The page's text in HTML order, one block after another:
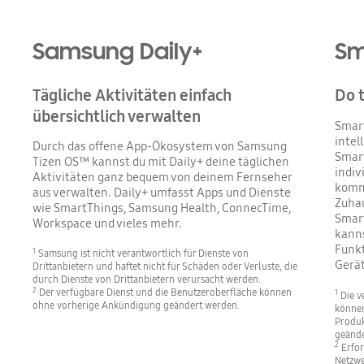
Samsung Daily+
Tägliche Aktivitäten einfach
übersichtlich verwalten
Durch das offene App-Ökosystem von Samsung
Tizen OS™ kannst du mit Daily+ deine täglichen
Aktivitäten ganz bequem von deinem Fernseher
aus verwalten. Daily+ umfasst Apps und Dienste
wie SmartThings, Samsung Health, ConnecTime,
Workspace und vieles mehr.
1 Samsung ist nicht verantwortlich für Dienste von
Drittanbietern und haftet nicht für Schäden oder Verluste, die
durch Dienste von Drittanbietern verursacht werden.
2 Der verfügbare Dienst und die Benutzeroberfläche können
ohne vorherige Ankündigung geändert werden.
Do
1 Die
2